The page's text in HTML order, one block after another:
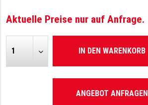
Aktuelle Preise nur auf Anfrage.
IN DEN WARENKORB
ANGEBOT ANFRAGEN